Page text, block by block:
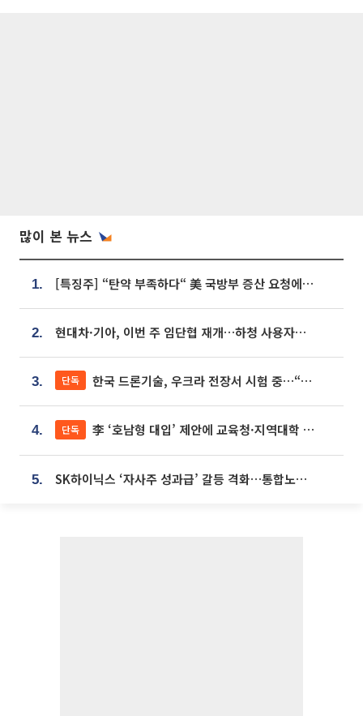
많이 본 뉴스
1. [특징주] “탄약 부족하다“ 美 국방부 증산 요청에⋯국내 방산주 급등세
2. 현대차·기아, 이번 주 임단협 재개…하청 사용자성 재심도 ‘변수’
3. 단독 한국 드론기술, 우크라 전장서 시험 중…“스타트업 여러 곳 참여”
4. 단독 李 ‘호남형 대입’ 제안에 교육청·지역대학 서·논술형 입시 연계 '착수'
5. SK하이닉스 ‘자사주 성과급’ 갈등 격화…통합노조 출범 움직임